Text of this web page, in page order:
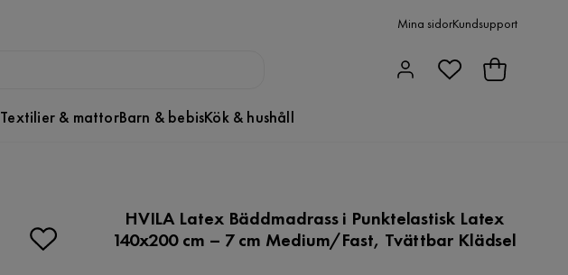
Mina sidorKundsupport
Textilier & mattorBarn & bebisKök & hushåll
HVILA Latex Bäddmadrass i Punktelastisk Latex
140x200 cm – 7 cm Medium/Fast, Tvättbar Klädsel